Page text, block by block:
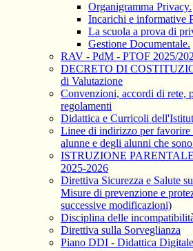
Organigramma Privacy.
Incarichi e informative
La scuola a prova di
Gestione Documentale.
RAV - PdM - PTOF 2025/
DECRETO DI
di Valutazione
Convenzioni, accordi di rete,
regolamenti
Didattica e Curricoli
Linee di indirizzo per
alunne e degli alunni che
ISTRUZIONE PARENTALE
2025-2026
Direttiva Sicurezza e Salute
Misure di prevenzione e
successive modificazioni)
Disciplina delle
Direttiva sulla Sorveglianza
Piano DDI - Didattica